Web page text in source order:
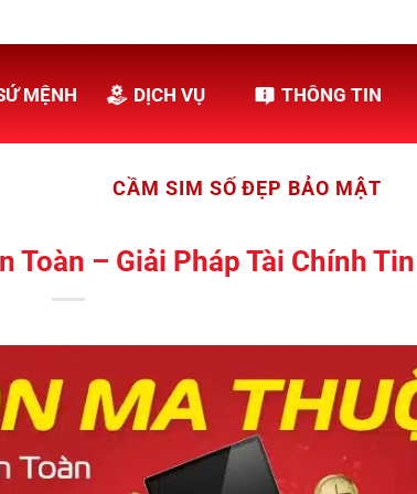
MỆNH DỊCH VỤ THÔNG TIN
CẦM SIM SỐ ĐẸP BẢO MẬT
Toàn – Giải Pháp Tài Chính